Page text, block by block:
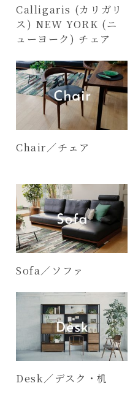
Calligaris (カリガリ
ス) NEW YORK (ニ
ューヨーク) チェア
Chair／チェア
Sofa／ソファ
Desk／デスク・机